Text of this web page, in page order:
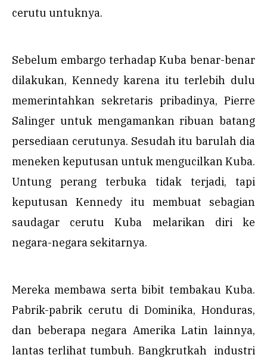
cerutu untuknya.
Sebelum embargo terhadap Kuba benar-benar
dilakukan, Kennedy karena itu terlebih dulu
memerintahkan sekretaris pribadinya, Pierre
Salinger untuk mengamankan ribuan batang
persediaan cerutunya. Sesudah itu barulah dia
meneken keputusan untuk mengucilkan Kuba.
Untung perang terbuka tidak terjadi, tapi
keputusan Kennedy itu membuat sebagian
saudagar cerutu Kuba melarikan diri ke
negara-negara sekitarnya.
Mereka membawa serta bibit tembakau Kuba.
Pabrik-pabrik cerutu di Dominika, Honduras,
dan beberapa negara Amerika Latin lainnya,
lantas terlihat tumbuh. Bangkrutkah industri